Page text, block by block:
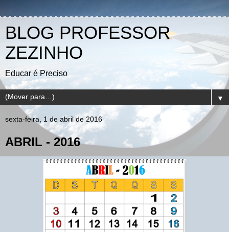
BLOG PROFESSOR
ZEZINHO
Educar é Preciso
▼
sexta-feira, 1 de abril de 2016
ABRIL - 2016